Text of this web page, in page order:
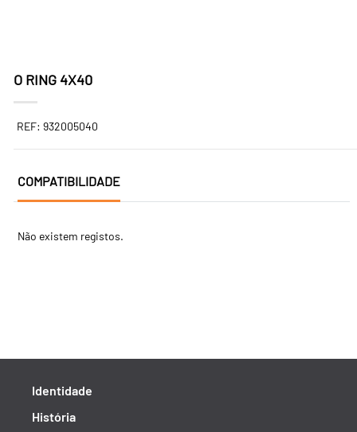
O RING 4X40
REF: 932005040
COMPATIBILIDADE
Não existem registos.
Identidade
História